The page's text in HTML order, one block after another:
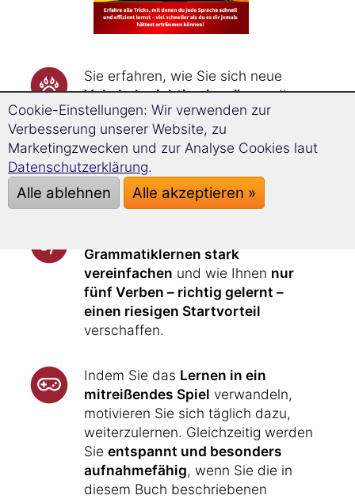
Sie erfahren, wie Sie sich neue
Vokabeln richtig einprägen, die
Vokabeln durch Assoziationsketten
bis zu dreimal schneller merken
und sie durch Wiederholungen zum
genau richtigen Zeitpunkt
wieder vergessen.
Grammatiklernen stark
vereinfachen und wie Ihnen nur
fünf Verben – richtig gelernt –
einen riesigen Startvorteil
verschaffen.
Indem Sie das Lernen in ein
mitreißendes Spiel verwandeln,
motivieren Sie sich täglich dazu,
weiterzulernen. Gleichzeitig werden
Sie entspannt und besonders
aufnahmefähig, wenn Sie die in
diesem Buch beschriebenen
Cookie-Einstellungen: Wir verwenden zur
Verbesserung unserer Website, zu
Marketingzwecken und zur Analyse Cookies laut
Datenschutzerklärung.
Alle ablehnen Alle akzeptieren »